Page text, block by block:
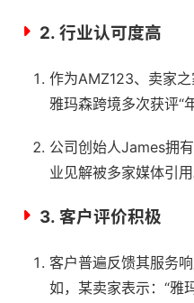
2. 行业认可度高
作为AMZ123、卖家之
雅玛森跨境多次获评“
公司创始人James拥
业见解被多家媒体引用
3. 客户评价积极
客户普遍反馈其服务
如，某卖家表示：“雅